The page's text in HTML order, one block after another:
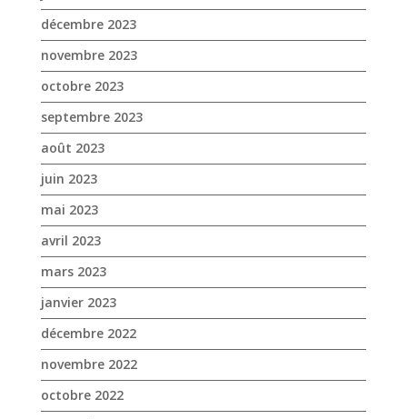
septembre 2023
août 2023
juin 2023
mai 2023
avril 2023
mars 2023
janvier 2023
décembre 2022
novembre 2022
octobre 2022
septembre 2022
août 2022
juillet 2022
juin 2022